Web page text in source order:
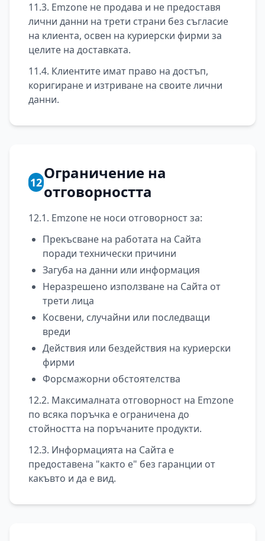
11.3. Emzone не продава и не предоставя
лични данни на трети страни без съгласие
на клиента, освен на куриерски фирми за
целите на доставката.
11.4. Клиентите имат право на достъп,
коригиране и изтриване на своите лични
данни.
12Ограничение на
отговорността
12.1. Emzone не носи отговорност за:
Прекъсване на работата на Сайта
поради технически причини
Загуба на данни или информация
Неразрешено използване на Сайта от
трети лица
Косвени, случайни или последващи
вреди
Действия или бездействия на куриерски
фирми
Форсмажорни обстоятелства
12.2. Максималната отговорност на Emzone
по всяка поръчка е ограничена до
стойността на поръчаните продукти.
12.3. Информацията на Сайта е
предоставена "както е" без гаранции от
какъвто и да е вид.